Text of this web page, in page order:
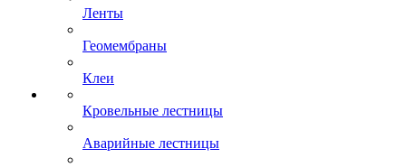
Ленты
Геомембраны
Клеи
Кровельные лестницы
Аварийные лестницы